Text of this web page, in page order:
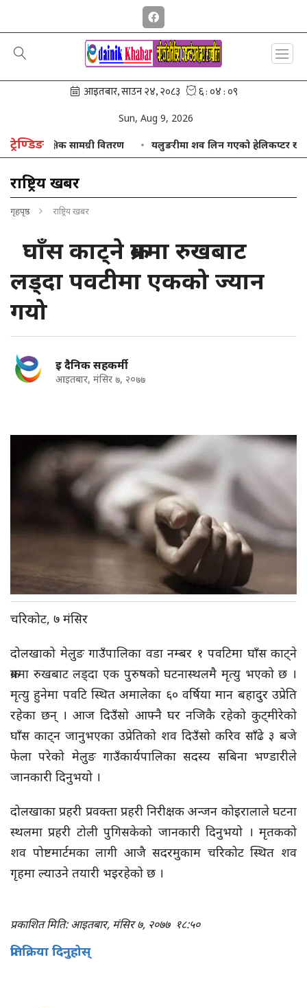
Sun, Aug 9, 2026
ट्रेण्डिङ
शैक्षिक सामग्री वितरण यलुङरीमा शव लिन गएको हेलिकप्टर खराब
राष्ट्रिय खबर
गृहपृष्ठ राष्ट्रिय खबर
घाँस काट्ने क्रममा रुखबाट
लड्दा पवटीमा एकको ज्यान
गयो
इ दैनिक सहकर्मी
आइतबार, मंसिर ७, २०७७
चरिकोट, ७ मंसिर
दोलखाको मेलुङ गाउँपालिका वडा नम्बर १ पवटिमा घाँस काट्ने
क्रममा रुखबाट लड्दा एक पुरुषको घटनास्थलमै मृत्यु भएको छ ।
मृत्यु हुनेमा पवटि स्थित अमालेका ६० वर्षिया मान बहादुर उप्रेति
रहेका छन् । आज दिउँसो आफ्नै घर नजिकै रहेको कुट्मीरेको
घाँस काट्न जानुभएका उप्रेतिको शव दिउँसो करिव साँढे ३ बजे
फेला परेको मेलुङ गाउँकार्यपालिका सदस्य सबिना भण्डारीले
जानकारी दिनुभयो ।
दोलखाका प्रहरी प्रवक्ता प्रहरी निरीक्षक अन्जन कोइरालाले घटना
स्थलमा प्रहरी टोली पुगिसकेको जानकारी दिनुभयो । मृतकको
शव पोष्टमार्टमका लागी आजै सदरमुकाम चरिकोट स्थित शव
गृहमा ल्याउने तयारी भइरहेको छ ।
प्रकाशित मिति: आइतबार, मंसिर ७, २०७७ १८:५०
प्रतिक्रिया दिनुहोस्